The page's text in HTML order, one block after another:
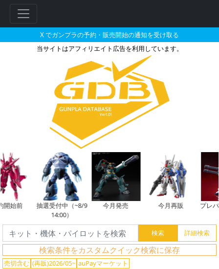
X でガンプラの予約・販売開始の通知を受け取る
当サイトはアフィリエイト広告を利用しています。
auPayマーケットで2026年05月
前
抽選受付中（~8/9
14:00）
今月発売 今月再販 プレバン
検索条件をカスタムクイック検索に保存
売切含む (再販)2026/05~ auPayマーケット